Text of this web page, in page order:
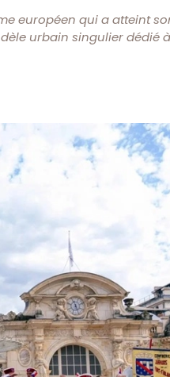
européen qui a atteint
urbain singulier dédié